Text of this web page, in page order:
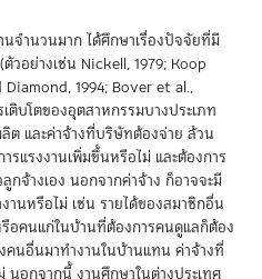
จำนวนมาก ได้ศึกษาเรื่องปัจจัยที่มี
วอย่างเช่น Nickell, 1979; Koop
1994; Bover et al.,
ติบโตของอุตสาหกรรมบางประเภท
ต และค่าจ้างที่บริษัทต้องจ่าย ล้วน
แรงงานเพิ่มขึ้นหรือไม่ และต้องการ
กจ้างเอง นอกจากค่าจ้าง ก็อาจจะมี
นหรือไม่ เช่น รายได้ของสมาชิกอื่น
อคนแก่ในบ้านที่ต้องการคนดูแลก็ต้อง
คนอื่นมาทำงานในบ้านแทน ค่าจ้างที่